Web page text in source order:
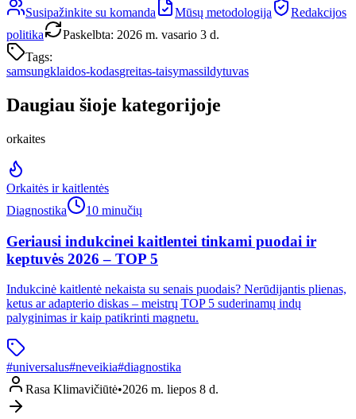
Susipažinkite su komanda Mūsų metodologija
Redakcijos
politika
Paskelbta: 2026 m. vasario 3 d.
Tags:
samsungklaidos-kodasgreitas-taisymassildytuvas
Daugiau šioje kategorijoje
orkaites
Orkaitės ir kaitlentės
Diagnostika
10 minučių
Geriausi indukcinei kaitlentei tinkami puodai ir
keptuvės 2026 – TOP 5
Indukcinė kaitlentė nekaista su senais puodais? Nerūdijantis plienas,
ketus ar adapterio diskas – meistrų TOP 5 suderinamų indų
palyginimas ir kaip patikrinti magnetu.
#universalus#neveikia#diagnostika
Rasa Klimavičiūtė•2026 m. liepos 8 d.